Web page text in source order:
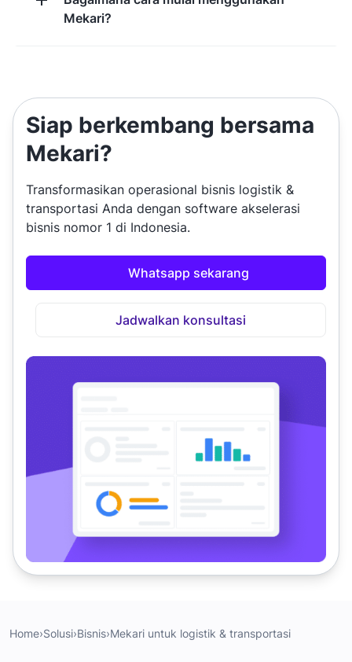
Mekari?
Siap berkembang bersama
Mekari?
Transformasikan operasional bisnis logistik &
transportasi Anda dengan software akselerasi
bisnis nomor 1 di Indonesia.
Whatsapp sekarang
Jadwalkan konsultasi
Home›Solusi›Bisnis›Mekari untuk logistik & transportasi